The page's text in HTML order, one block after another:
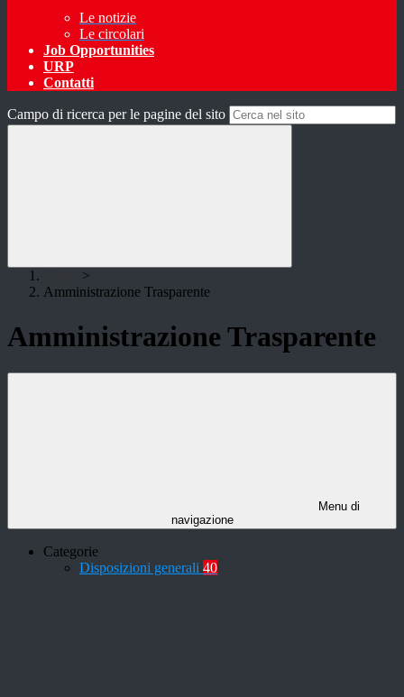
Le notizie
Le circolari
Job Opportunities
URP
Contatti
Campo di ricerca per le pagine del sito
>
Amministrazione Trasparente
Amministrazione Trasparente
Menu di
navigazione
Categorie
Disposizioni generali 40